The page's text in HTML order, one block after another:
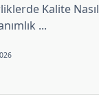
Kalite Nasıl
...